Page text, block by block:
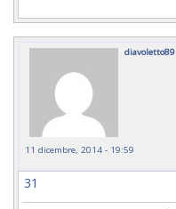
diavoletto89
11 dicembre, 2014 - 19:59
31